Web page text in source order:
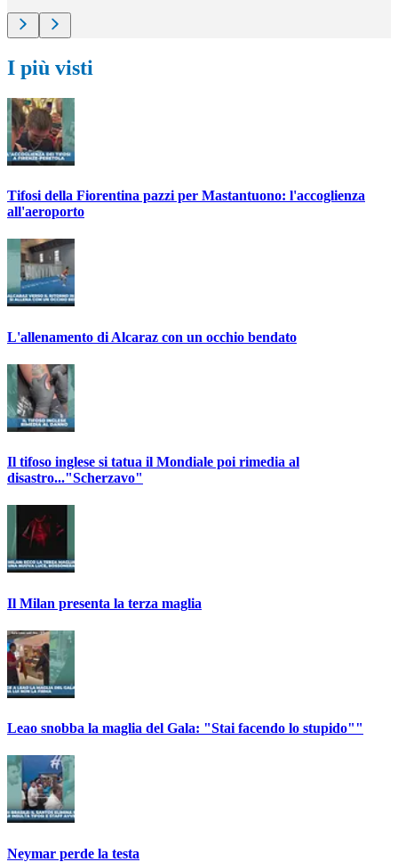
I più visti
Tifosi della Fiorentina pazzi per Mastantuono: l'accoglienza
all'aeroporto
L'allenamento di Alcaraz con un occhio bendato
Il tifoso inglese si tatua il Mondiale poi rimedia al
disastro..."Scherzavo"
Il Milan presenta la terza maglia
Leao snobba la maglia del Gala: "Stai facendo lo stupido""
Neymar perde la testa